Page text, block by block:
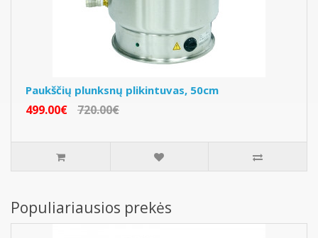
Paukščių plunksnų plikintuvas, 50cm
499.00€ 720.00€
Populiariausios prekės